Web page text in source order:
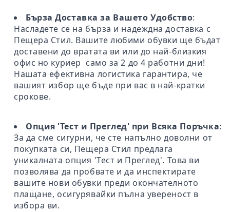
Бърза Доставка за Вашето Удобство:
Насладете се на бърза и надеждна доставка с
Пещера Стил. Вашите любими обувки ще бъдат
доставени до вратата ви или до най-близкия
офис но куриер само за 2 до 4 работни дни!
Нашата ефективна логистика гарантира, че
вашият избор ще бъде при вас в най-кратки
срокове.
Опция 'Тест и Преглед' при Всяка Поръчка:
За да сме сигурни, че сте напълно доволни от
покупката си, Пещера Стил предлага
уникалната опция 'Тест и Преглед'. Това ви
позволява да пробвате и да инспектирате
вашите нови обувки преди окончателното
плащане, осигурявайки пълна увереност в
избора ви.